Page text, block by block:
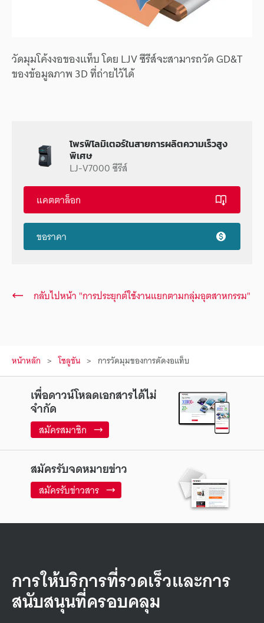
วัดมุมโค้งงอของแท็บ โดย LJV ซีรีส์จะสามารถวัด GD&T
ของข้อมูลภาพ 3D ที่ถ่ายไว้ได้
โพรฟิโลมิเตอร์ในสายการผลิตความเร็วสูง
พิเศษ
LJ-V7000 ซีรีส์
แคตตาล็อก
ขอราคา
กลับไปหน้า "การประยุกต์ใช้งานแยกตามกลุ่มอุตสาหกรรม"
หน้าหลัก โซลูชัน การวัดมุมของการดัดงอแท็บ
เพื่อดาวน์โหลดเอกสารได้ไม่
จำกัด
สมัครสมาชิก
สมัครรับจดหมายข่าว
สมัครรับข่าวสาร
การให้บริการที่รวดเร็วและการ
สนับสนุนที่ครอบคลุม